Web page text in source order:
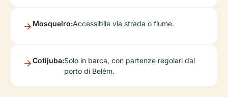
Mosqueiro:Accessibile via strada o fiume.
Cotijuba:Solo in barca, con partenze regolari dal
porto di Belém.